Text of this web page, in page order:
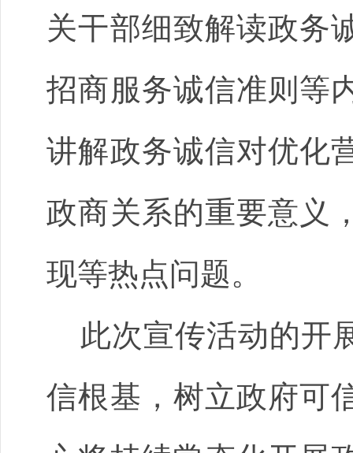
关干部细致解读政务
招商服务诚信准则等
讲解政务诚信对优化
政商关系的重要意义
现等热点问题。
此次宣传活动的开
信根基，树立政府可